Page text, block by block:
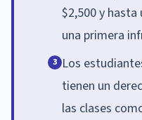
$2,500 y hasta
una primera
3 Los
tienen un
las clases